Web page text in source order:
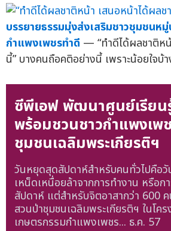
บรรยายธรรมมุ่งส่งเสริมชาวชุมชนห
กำแพงเพชรทำดี — “ทำดีได้ผลชาติห
นี้” บางคนถือคติอย่างนี้ เพราะน้อยใจบ้
ซีพีเอฟ พัฒนาศูนย์เรียน
พร้อมชวนชาวกำแพงเพ
ชุมชนเฉลิมพระเกียรติฯ
วันหยุดสุดสัปดาห์สำหรับคนทั่วไปคือ
เหน็ดเหนื่อยล้าจากการทำงาน หรือก
สัปดาห์ แต่สำหรับจิตอาสากว่า 600
สวนป่าชุมชนเฉลิมพระเกียรติฯ ในโค
เกษตรกรรมกำแพงเพชร... ธ.ค. 57